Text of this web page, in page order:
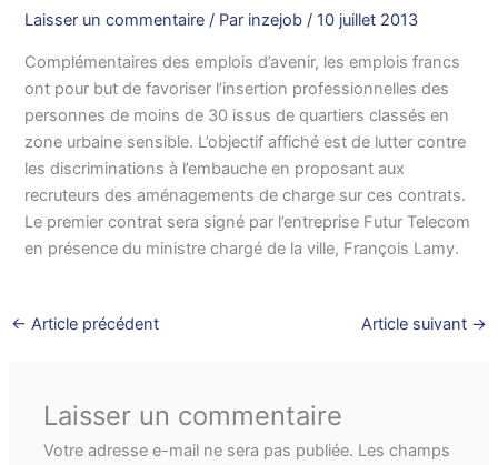
Laisser un commentaire / Par inzejob/ 10 juillet 2013
Complémentaires des emplois d’avenir, les emplois francs
ont pour but de favoriser l’insertion professionnelles des
personnes de moins de 30 issus de quartiers classés en
zone urbaine sensible. L’objectif affiché est de lutter contre
les discriminations à l’embauche en proposant aux
recruteurs des aménagements de charge sur ces contrats.
Le premier contrat sera signé par l’entreprise Futur Telecom
en présence du ministre chargé de la ville, François Lamy.
← Article précédent Article suivant →
Laisser un commentaire
Votre adresse e-mail ne sera pas publiée. Les champs